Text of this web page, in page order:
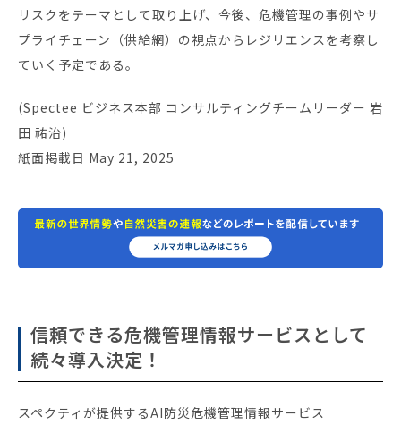
リスクをテーマとして取り上げ、今後、危機管理の事例やサ
プライチェーン（供給網）の視点からレジリエンスを考察し
ていく予定である。
(Spectee ビジネス本部 コンサルティングチームリーダー 岩
田 祐治)
紙面掲載日 May 21, 2025
信頼できる危機管理情報サービスとして
続々導入決定！
スペクティが提供するAI防災危機管理情報サービス